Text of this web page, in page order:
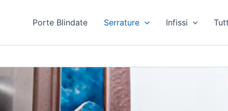
Porte Blindate Serrature Infissi